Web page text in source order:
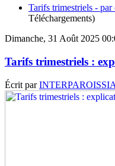
Tarifs trimestriels -
Téléchargements)
Dimanche, 31 Août 2025
Tarifs trimestriels :
Écrit par